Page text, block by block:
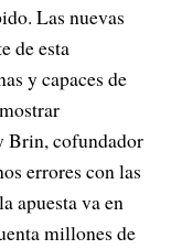
Las nuevas
de esta
y capaces de
Brin, cofundador
errores con las
apuesta va en
millones de